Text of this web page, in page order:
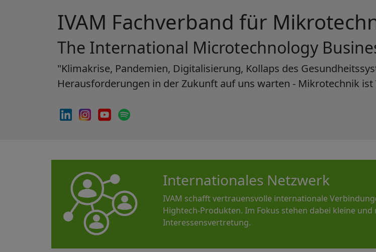
IVAM Fachverband für
The International Microtechnology
"Klimakrise, Pandemien, Digitalisierung, Kollaps des
Herausforderungen in der Zukunft auf uns warten - Mikrotechnik
Internationales Netzwerk
IVAM schafft vertrauensvolle internationale
Hightech-Produkten. Im Fokus stehen dabei kleine und
Interessensvertretung.